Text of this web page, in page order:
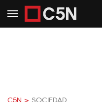
C5N > SOCIEDAD